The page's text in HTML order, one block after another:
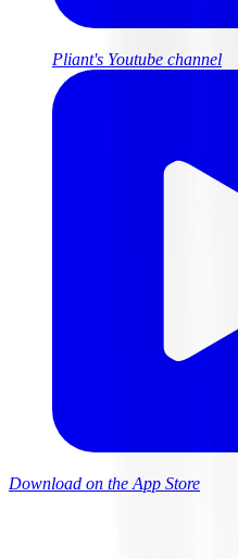
Pliant's Youtube channel
Download on the App Store